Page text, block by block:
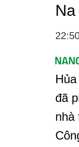
Na
đã
nhà